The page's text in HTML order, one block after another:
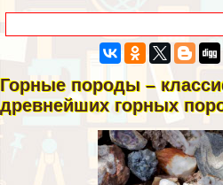
Горные породы –
древнейших горных